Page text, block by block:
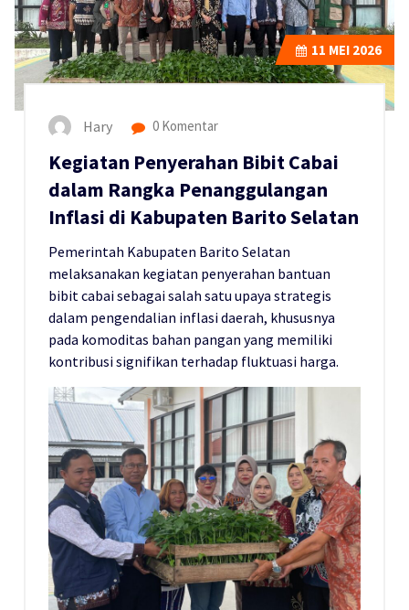
11 MEI 2026
Hary 0 Komentar
Kegiatan Penyerahan Bibit Cabai
dalam Rangka Penanggulangan
Inflasi di Kabupaten Barito Selatan
Pemerintah Kabupaten Barito Selatan
melaksanakan kegiatan penyerahan bantuan
bibit cabai sebagai salah satu upaya strategis
dalam pengendalian inflasi daerah, khususnya
pada komoditas bahan pangan yang memiliki
kontribusi signifikan terhadap fluktuasi harga.